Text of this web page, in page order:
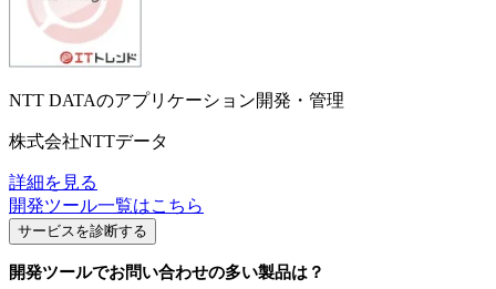
NTT DATAのアプリケーション開発・管理
株式会社NTTデータ
詳細を見る
開発ツール一覧はこちら
サービスを診断する
開発ツールでお問い合わせの多い製品は？